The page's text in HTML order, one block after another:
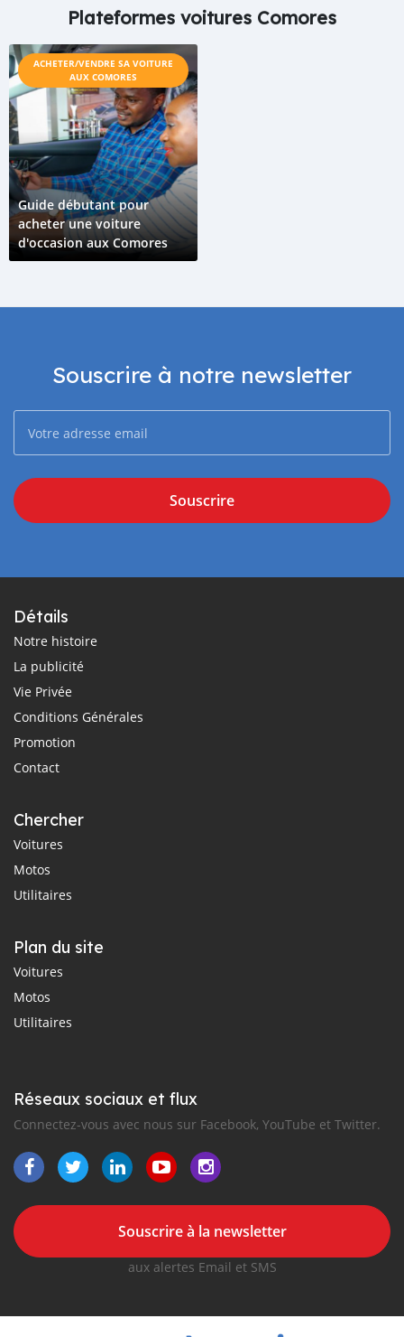
Plateformes voitures Comores
ACHETER/VENDRE SA VOITURE
AUX COMORES
Guide débutant pour
acheter une voiture
d'occasion aux Comores
Souscrire à notre newsletter
Souscrire
Détails
Notre histoire
La publicité
Vie Privée
Conditions Générales
Promotion
Contact
Chercher
Voitures
Motos
Utilitaires
Plan du site
Voitures
Motos
Utilitaires
Réseaux sociaux et flux
Connectez-vous avec nous sur Facebook, YouTube et Twitter.
Souscrire à la newsletter
aux alertes Email et SMS